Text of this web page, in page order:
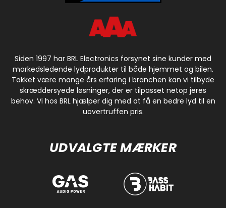
Siden 1997 har BRL Electronics forsynet sine kunder med
markedsledende lydprodukter til både hjemmet og bilen.
Takket være mange års erfaring i branchen kan vi tilbyde
skræddersyede løsninger, der er tilpasset netop jeres
behov. Vi hos BRL hjælper dig med at få en bedre lyd til en
uovertruffen pris.
UDVALGTE MÆRKER